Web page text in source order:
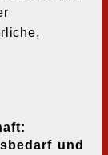
und